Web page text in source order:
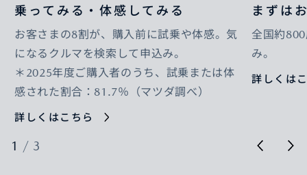
乗ってみる・体感してみる
お客さまの8割が、購入前に試乗や体感。気
になるクルマを検索して申込み。
＊2025年度ご購入者のうち、試乗または体
感された割合：81.7％（マツダ調べ）
詳しくはこちら
まずは
全国約
み。
詳しくは
1 / 3